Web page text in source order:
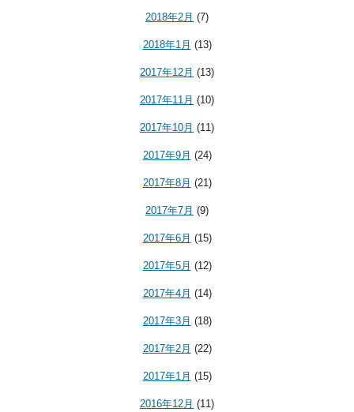
2018年2月 (7)
2018年1月 (13)
2017年12月 (13)
2017年11月 (10)
2017年10月 (11)
2017年9月 (24)
2017年8月 (21)
2017年7月 (9)
2017年6月 (15)
2017年5月 (12)
2017年4月 (14)
2017年3月 (18)
2017年2月 (22)
2017年1月 (15)
2016年12月 (11)